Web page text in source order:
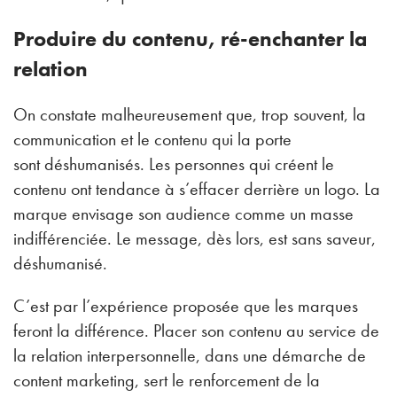
Produire du contenu, ré-enchanter la
relation
On constate malheureusement que, trop souvent, la
communication et le contenu qui la porte
sont déshumanisés. Les personnes qui créent le
contenu ont tendance à s’effacer derrière un logo. La
marque envisage son audience comme un masse
indifférenciée. Le message, dès lors, est sans saveur,
déshumanisé.
C’est par l’expérience proposée que les marques
feront la différence. Placer son contenu au service de
la relation interpersonnelle, dans une démarche de
content marketing, sert le renforcement de la